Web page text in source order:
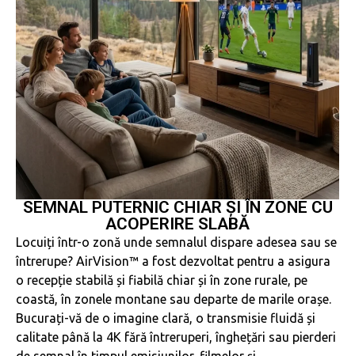
SEMNAL PUTERNIC CHIAR ȘI ÎN ZONE CU
ACOPERIRE SLABĂ
Locuiți într-o zonă unde semnalul dispare adesea sau se
întrerupe? AirVision™ a fost dezvoltat pentru a asigura
o recepție stabilă și fiabilă chiar și în zone rurale, pe
coastă, în zonele montane sau departe de marile orașe.
Bucurați-vă de o imagine clară, o transmisie fluidă și
calitate până la 4K fără întreruperi, înghețări sau pierderi